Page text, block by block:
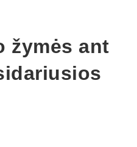
žymės ant